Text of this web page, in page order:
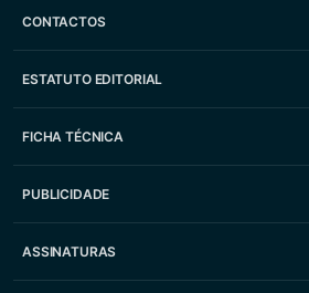
CONTACTOS
ESTATUTO EDITORIAL
FICHA TÉCNICA
PUBLICIDADE
ASSINATURAS